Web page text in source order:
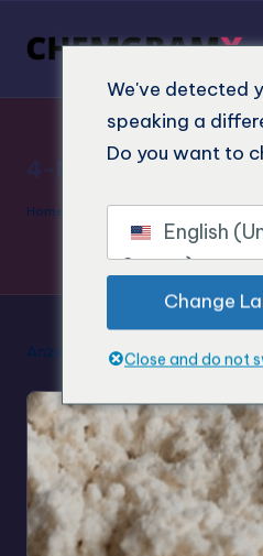
4-MEO-PV9
Home 4-MEO-PV9 Kristalle
Anzeige des Einzelergebnisses
We've detected
speaking a
Do you want to
English
States)
Change
Close and do not